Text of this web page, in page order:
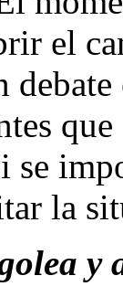
el
se
la
y